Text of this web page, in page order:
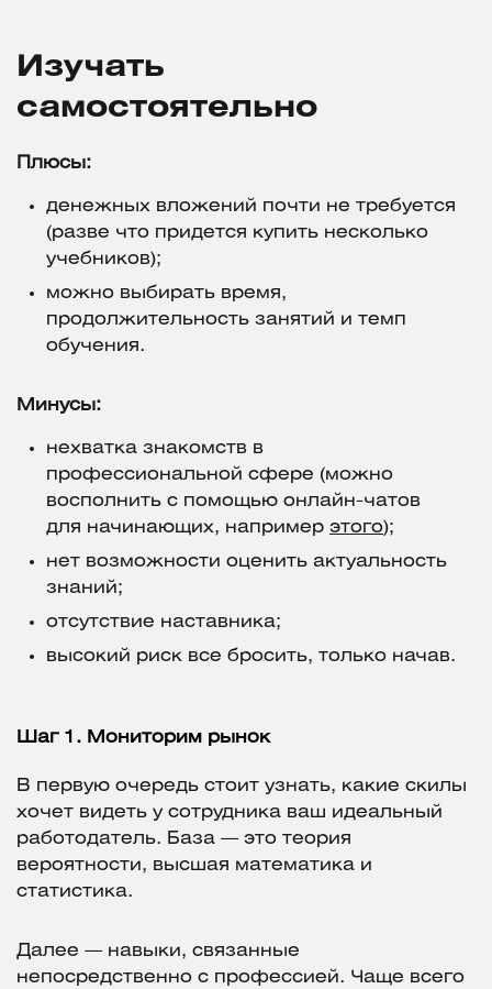
Изучать
самостоятельно
Плюсы:
денежных вложений почти не требуется
(разве что придется купить несколько
учебников);
можно выбирать время,
продолжительность занятий и темп
обучения.
Минусы:
нехватка знакомств в
профессиональной сфере (можно
восполнить с помощью онлайн-чатов
для начинающих, например этого);
нет возможности оценить актуальность
знаний;
отсутствие наставника;
высокий риск все бросить, только начав.
Шаг 1. Мониторим рынок
В первую очередь стоит узнать, какие скилы
хочет видеть у сотрудника ваш идеальный
работодатель. База — это теория
вероятности, высшая математика и
статистика.
Далее — навыки, связанные
непосредственно с профессией. Чаще всего